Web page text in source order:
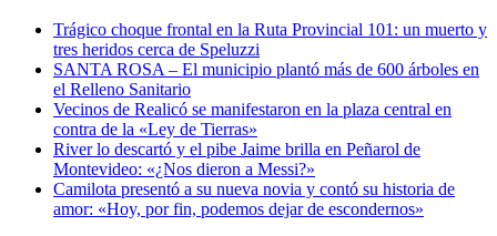
Trágico choque frontal en la Ruta Provincial 101: un muerto y
tres heridos cerca de Speluzzi
SANTA ROSA – El municipio plantó más de 600 árboles en
el Relleno Sanitario
Vecinos de Realicó se manifestaron en la plaza central en
contra de la «Ley de Tierras»
River lo descartó y el pibe Jaime brilla en Peñarol de
Montevideo: «¿Nos dieron a Messi?»
Camilota presentó a su nueva novia y contó su historia de
amor: «Hoy, por fin, podemos dejar de escondernos»